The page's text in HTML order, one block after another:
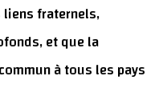
fraternels,
et que la
à tous les pays